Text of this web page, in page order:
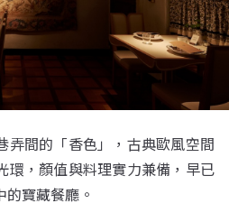
弄間的「香色」，古典歐風空間
環，顏值與料理實力兼備，早已
寶藏餐廳。